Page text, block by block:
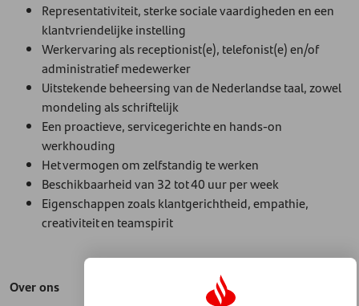
Representativiteit, sterke sociale vaardigheden en een
klantvriendelijke instelling
Werkervaring als receptionist(e), telefonist(e) en/of
administratief medewerker
Uitstekende beheersing van de Nederlandse taal, zowel
mondeling als schriftelijk
Een proactieve, servicegerichte en hands-on
werkhouding
Het vermogen om zelfstandig te werken
Beschikbaarheid van 32 tot 40 uur per week
Eigenschappen zoals klantgerichtheid, empathie,
creativiteit en teamspirit
Over ons